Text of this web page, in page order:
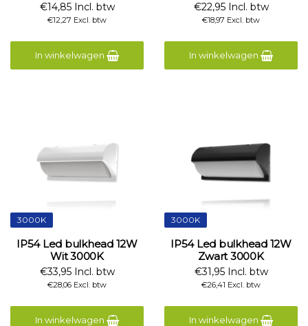
€14,85 Incl. btw
€12,27 Excl. btw
In winkelwagen
€22,95 Incl. btw
€18,97 Excl. btw
In winkelwagen
3000K
IP54 Led bulkhead 12W
Wit 3000K
€33,95 Incl. btw
€28,06 Excl. btw
In winkelwagen
3000K
IP54 Led bulkhead 12W
Zwart 3000K
€31,95 Incl. btw
€26,41 Excl. btw
In winkelwagen